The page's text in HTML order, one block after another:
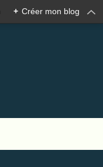
+ Créer mon blog